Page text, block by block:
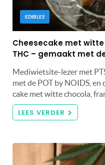
EDIBLES
Cheesecake met
THC – gemaakt met de
Mediwietsite-lezer met
met de POT by NOIDS,
cake met witte chocola,
LEES VERDER